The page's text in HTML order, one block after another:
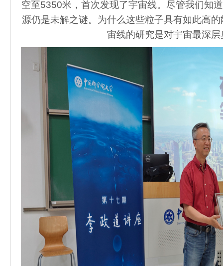
空至5350米，首次发现了宇宙线。尽管我们知
源仍是未解之谜。为什么这些粒子具有如此高
宙线的研究是对宇宙最深